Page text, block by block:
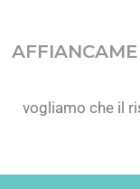
vogliamo che il